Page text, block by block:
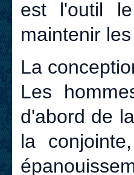
est l'outil
maintenir
La
Les
d'abord de
la